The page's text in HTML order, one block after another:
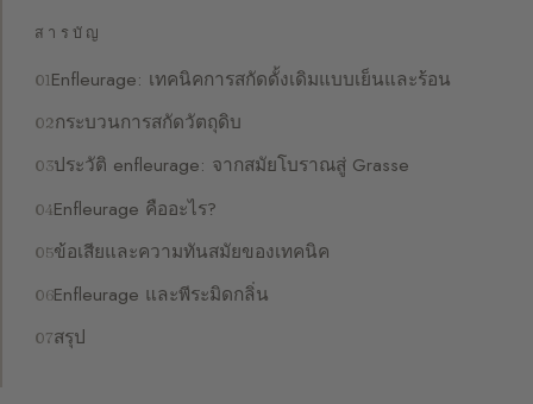
สารบัญ
Enfleurage: เทคนิคการสกัดดั้งเดิมแบบเย็นและร้อน
กระบวนการสกัดวัตถุดิบ
ประวัติ enfleurage: จากสมัยโบราณสู่ Grasse
Enfleurage คืออะไร?
ข้อเสียและความทันสมัยของเทคนิค
Enfleurage และพีระมิดกลิ่น
สรุป